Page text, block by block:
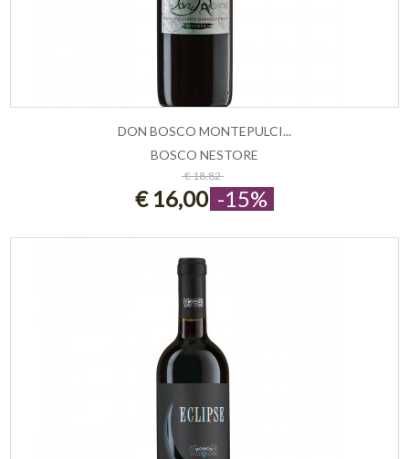
ESAURITO
DON BOSCO MONTEPULCI...
BOSCO NESTORE
€ 18,82
€ 16,00 -15%